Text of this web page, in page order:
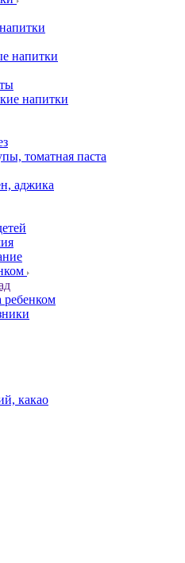
напитки
напитки
томатная паста
аджика
ребенком
какао